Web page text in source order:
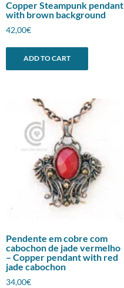
Copper Steampunk pendant
with brown background
42,00€
ADD TO CART
Pendente em cobre com
cabochon de jade vermelho
– Copper pendant with red
jade cabochon
34,00€